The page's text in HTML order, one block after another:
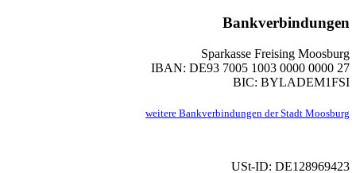
Bankverbindungen
Sparkasse Freising Moosburg
IBAN: DE93 7005 1003 0000 0000 27
BIC: BYLADEM1FSI
weitere Bankverbindungen der Stadt Moosburg
USt-ID: DE128969423